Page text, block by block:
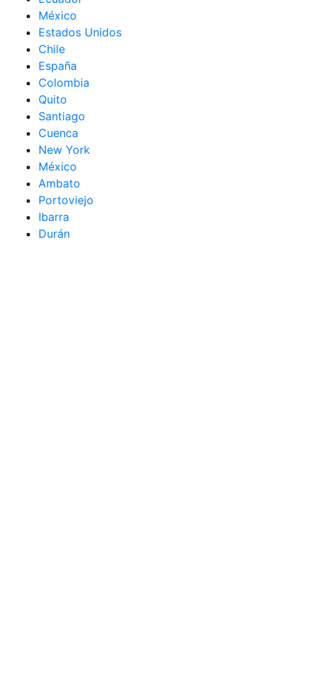
México
Estados Unidos
Chile
España
Colombia
Quito
Santiago
Cuenca
New York
México
Ambato
Portoviejo
Ibarra
Durán